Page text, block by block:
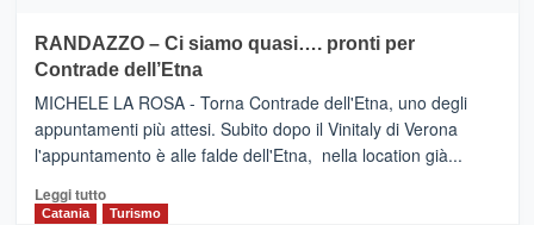
IL
NUOVO
SUMMER
CLUB
VIAGRANDE
(Ct)
–
Benanti
presenta
“Vino
&
Cultura
RANDAZZO – Ci siamo quasi…. pronti per
Contrade dell’Etna
MICHELE LA ROSA - Torna Contrade dell'Etna, uno degli
appuntamenti più attesi. Subito dopo il Vinitaly di Verona
l'appuntamento è alle falde dell'Etna, nella location già...
Leggi tuttoLeggi
di
Catania Turismo